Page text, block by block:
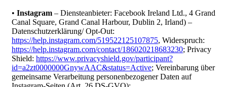
• Instagram – Diensteanbieter: Facebook Ireland Ltd., 4 Grand
Canal Square, Grand Canal Harbour, Dublin 2, Irland) –
Datenschutzerklärung/ Opt-Out:
https://help.instagram.com/519522125107875, Widerspruch:
https://help.instagram.com/contact/186020218683230; Privacy
Shield: https://www.privacyshield.gov/participant?
id=a2zt0000000GnywAAC&status=Active; Vereinbarung über
gemeinsame Verarbeitung personenbezogener Daten auf